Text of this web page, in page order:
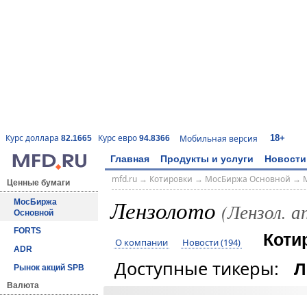
Курс доллара 82.1665 Курс евро 94.8366 Мобильная версия 18+
Главная Продукты и услуги Новости
Ценные бумаги
МосБиржа
Основной
FORTS
ADR
Рынок акций SPB
Валюта
mfd.ru→ Котировки → МосБиржа Основной →
Лензолото (Лензол.
О компании Новости (194)
Доступные тикеры: